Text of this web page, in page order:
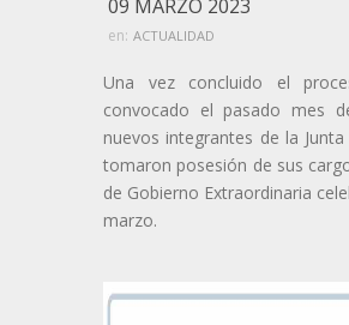
09 MARZO 2023
en: ACTUALIDAD
Una vez concluido el
convocado el pasado mes
nuevos integrantes de la
tomaron posesión de sus
de Gobierno Extraordinaria
marzo.